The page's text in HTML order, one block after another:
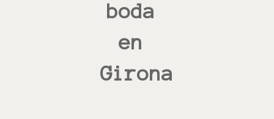
boda
en
Girona